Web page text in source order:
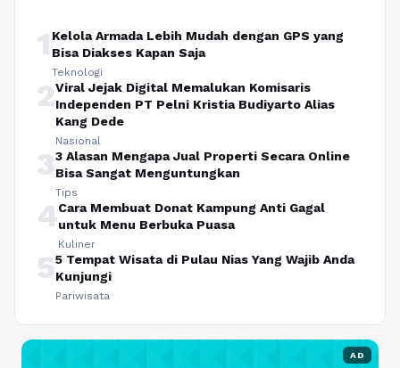
1 Kelola Armada Lebih Mudah dengan GPS yang
Bisa Diakses Kapan Saja
Teknologi
2Viral Jejak Digital Memalukan Komisaris
Independen PT Pelni Kristia Budiyarto Alias
Kang Dede
Nasional
33 Alasan Mengapa Jual Properti Secara Online
Bisa Sangat Menguntungkan
Tips
4Cara Membuat Donat Kampung Anti Gagal
untuk Menu Berbuka Puasa
Kuliner
55 Tempat Wisata di Pulau Nias Yang Wajib Anda
Kunjungi
Pariwisata
AD